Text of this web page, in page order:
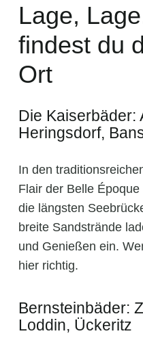
Lage,
findest du
Ort
Die Kaiserbäder:
Heringsdorf,
In den
Flair der Belle
die längsten
breite Sandstrände
und Genießen ein.
hier richtig.
Bernsteinbäder:
Loddin, Ückeritz